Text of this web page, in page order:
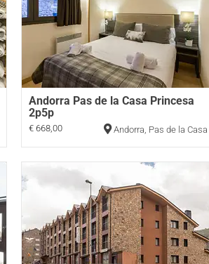
Andorra Pas de la Casa Princesa
2p5p
€ 668,00 Andorra, Pas de la Casa